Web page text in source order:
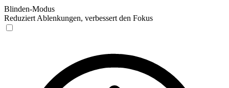
Blinden-Modus
Reduziert Ablenkungen, verbessert den Fokus